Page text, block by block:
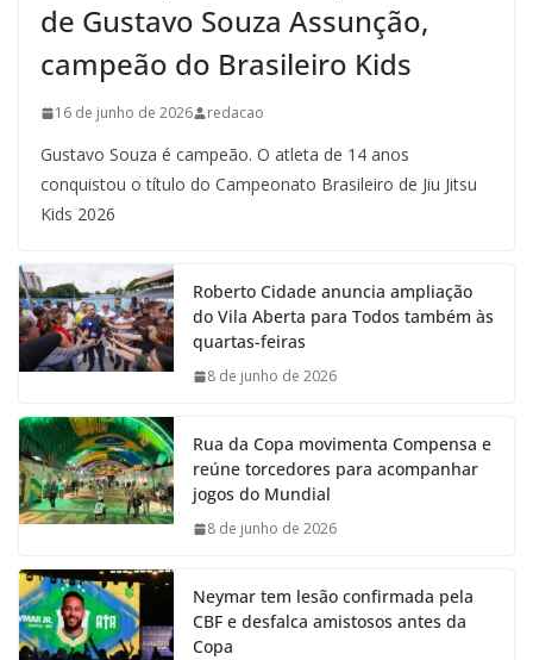
de Gustavo Souza Assunção,
campeão do Brasileiro Kids
16 de junho de 2026 redacao
Gustavo Souza é campeão. O atleta de 14 anos
conquistou o título do Campeonato Brasileiro de Jiu Jitsu
Kids 2026
Roberto Cidade anuncia ampliação
do Vila Aberta para Todos também às
quartas-feiras
8 de junho de 2026
Rua da Copa movimenta Compensa e
reúne torcedores para acompanhar
jogos do Mundial
8 de junho de 2026
Neymar tem lesão confirmada pela
CBF e desfalca amistosos antes da
Copa